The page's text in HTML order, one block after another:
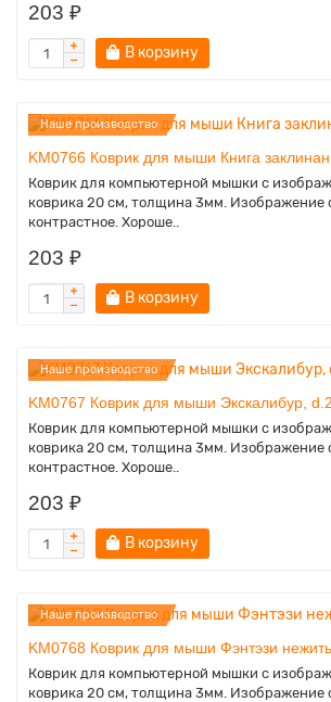
203 ₽
В корзину
Наше производство
KM0766 Коврик для мыши Книга
Коврик для компьютерной мышки с
коврика 20 см, толщина 3мм. Изображение
контрастное. Хороше..
203 ₽
В корзину
Наше производство
KM0767 Коврик для мыши Экскалибур,
Коврик для компьютерной мышки с
коврика 20 см, толщина 3мм. Изображение
контрастное. Хороше..
203 ₽
В корзину
Наше производство
KM0768 Коврик для мыши Фэнтэзи
Коврик для компьютерной мышки с
коврика 20 см, толщина 3мм. Изображение